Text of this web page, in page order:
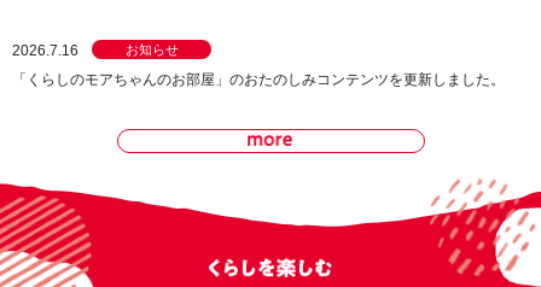
2026.7.16 お知らせ
「くらしのモアちゃんのお部屋」のおたのしみコンテンツを更新しました。